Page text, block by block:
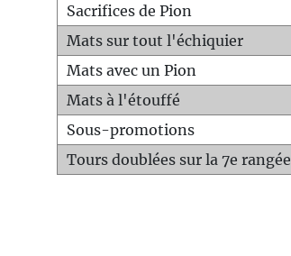
Sacrifices de Pion
Mats sur tout l'échiquier
Mats avec un Pion
Mats à l'étouffé
Sous-promotions
Tours doublées sur la 7e rangée